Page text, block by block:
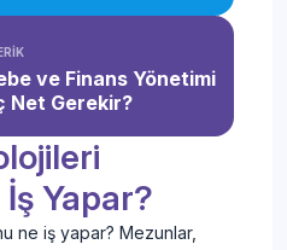
ve Finans Yönetimi
Net Gerekir?
Yapar?
ne iş yapar? Mezunlar,